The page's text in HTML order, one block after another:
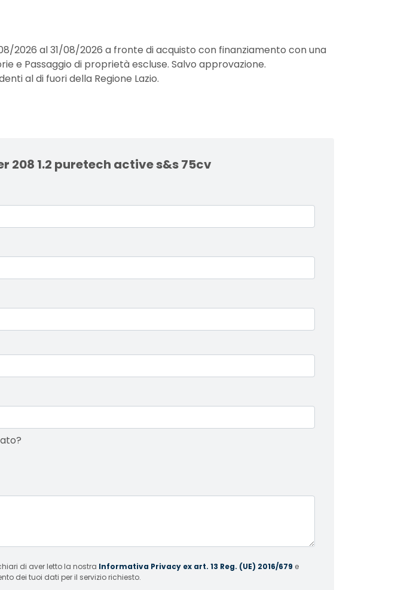
2026 al 31/08/2026 a fronte di acquisto con finanziamento con una
e Passaggio di proprietà escluse. Salvo approvazione.
al di fuori della Regione Lazio.
208 1.2 puretech active s&s 75cv
di aver letto la nostra Informativa Privacy ex art. 13 Reg. (UE) 2016/679 e
dei tuoi dati per il servizio richiesto.